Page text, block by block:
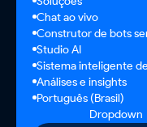
Defina horários de
expectativas e
eficiente.
Chat ao vivo
Construtor de bots
Studio AI
Sistema inteligente
Análises e insights
Português (Brasil)
Dropdown